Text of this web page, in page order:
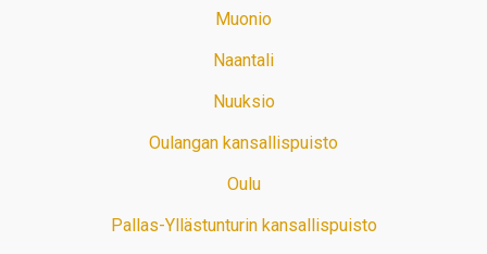
Muonio
Naantali
Nuuksio
Oulangan kansallispuisto
Oulu
Pallas-Yllästunturin kansallispuisto